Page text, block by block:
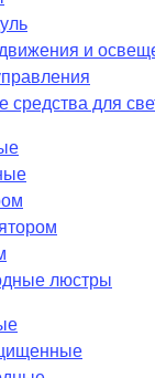
и
средства для
люстры